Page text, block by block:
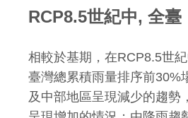
RCP8.5世紀中, 全臺
相較於基期，在RCP8.5世
臺灣總累積雨量排序前30%
及中部地區呈現減少的趨勢